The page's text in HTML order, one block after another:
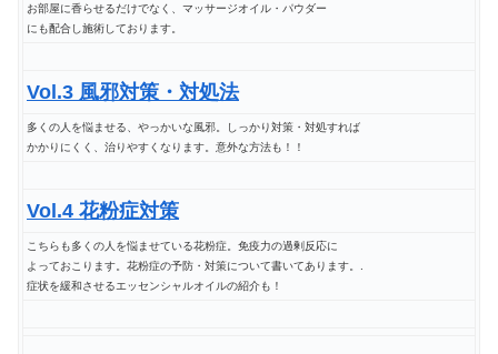
お部屋に香らせるだけでなく、マッサージオイル・パウダー
にも配合し施術しております。
Vol.3 風邪対策・対処法
多くの人を悩ませる、やっかいな風邪。しっかり対策・対処すれば
かかりにくく、治りやすくなります。意外な方法も！！
Vol.4 花粉症対策
こちらも多くの人を悩ませている花粉症。免疫力の過剰反応に
よっておこります。花粉症の予防・対策について書いてあります。.
症状を緩和させるエッセンシャルオイルの紹介も！